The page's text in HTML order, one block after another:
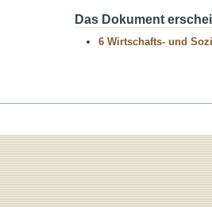
Das Dokument
6 Wirtschafts- und